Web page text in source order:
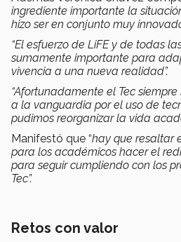
ingrediente importante la
hizo ser en conjunto muy
“El esfuerzo de LiFE y de todas
sumamente importante para
vivencia a una nueva realidad”.
“Afortunadamente el Tec
a la vanguardia por el uso de
pudimos reorganizar la vida
Manifestó que “hay que resaltar
para los académicos hacer el
para seguir cumpliendo con los
Tec”.
Retos con valor